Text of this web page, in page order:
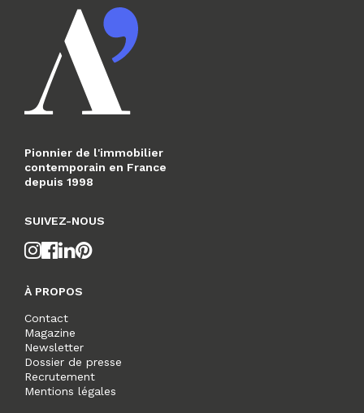
Pionnier de l'immobilier
contemporain en France
depuis 1998
SUIVEZ-NOUS
À PROPOS
Contact
Magazine
Newsletter
Dossier de presse
Recrutement
Mentions légales